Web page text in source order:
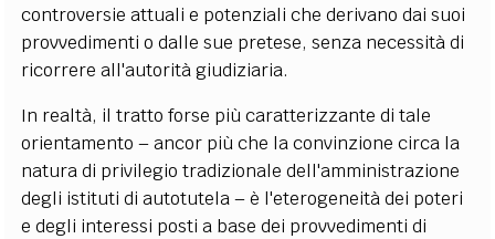
controversie attuali e potenziali che derivano dai suoi
provvedimenti o dalle sue pretese, senza necessità di
ricorrere all'autorità giudiziaria.
In realtà, il tratto forse più caratterizzante di tale
orientamento – ancor più che la convinzione circa la
natura di privilegio tradizionale dell'amministrazione
degli istituti di autotutela – è l'eterogeneità dei poteri
e degli interessi posti a base dei provvedimenti di